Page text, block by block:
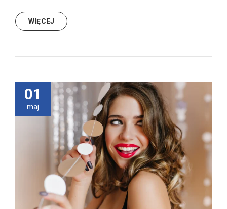
WIĘCEJ
01
maj